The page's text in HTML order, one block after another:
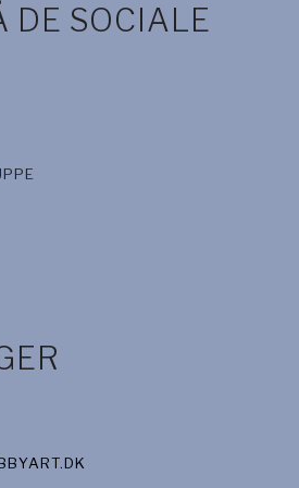
DE SOCIALE